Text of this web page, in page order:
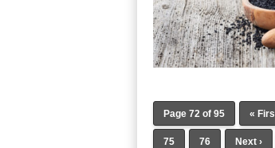
Page 72 of 95 «
75 76 Next ›